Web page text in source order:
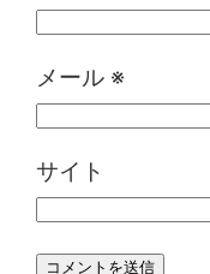
メール ※
サイト